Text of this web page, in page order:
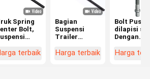
Spring
Bolt,
Bolt
terbaik
Bagian
Suspensi
Trailer
M10-20
Harga terbaik
Bolt Pusat
dilapisi
Dengan
Kacang
Harga